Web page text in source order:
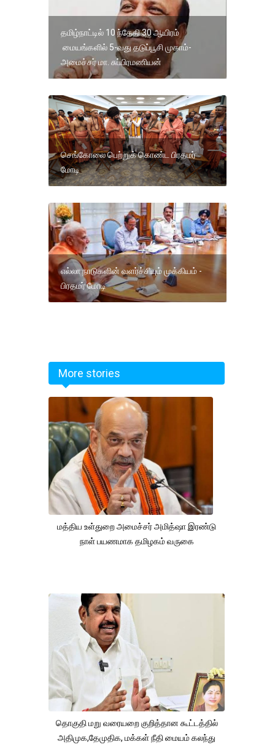
தமிழ்நாட்டில் 10 ந்தேதி 30 ஆயிரம்
மையங்களில் 5-வது தடுப்பூசி முகாம்-
அமைச்சர் மா. சுப்பிரமணியன்
செங்கோலை பெற்றுக் கொண்ட பிரதமர்
மோடி
எல்லா நாடுகளின் வளர்ச்சியும் முக்கியம் -
பிரதமர் மோடி
More stories
மத்திய உள்துறை அமைச்சர் அமித்ஷா இரண்டு
நாள் பயணமாக தமிழகம் வருகை
தொகுதி மறு வரையறை குறித்தான கூட்டத்தில்
அதிமுக,தேமுதிக, மக்கள் நீதி மையம் கலந்து